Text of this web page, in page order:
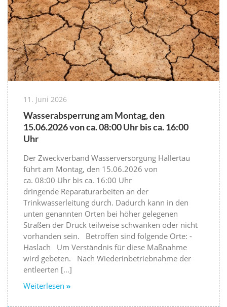
11. Juni 2026
Wasserabsperrung am Montag, den
15.06.2026 von ca. 08:00 Uhr bis ca. 16:00
Uhr
Der Zweckverband Wasserversorgung Hallertau
führt am Montag, den 15.06.2026 von
ca. 08:00 Uhr bis ca. 16:00 Uhr
dringende Reparaturarbeiten an der
Trinkwasserleitung durch. Dadurch kann in den
unten genannten Orten bei höher gelegenen
Straßen der Druck teilweise schwanken oder nicht
vorhanden sein. Betroffen sind folgende Orte: -
Haslach Um Verständnis für diese Maßnahme
wird gebeten. Nach Wiederinbetriebnahme der
entleerten […]
Weiterlesen